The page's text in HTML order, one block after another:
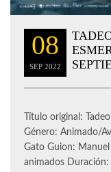
08
SEP 2022
Título original:
Género: Animado/
Gato Guion: Manuel
animados